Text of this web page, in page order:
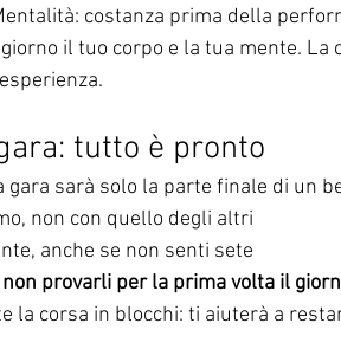
costanza prima della
il tuo corpo e la tua mente.
tutto è pronto
gara sarà solo la parte finale di un
non con quello degli altri
anche se non senti sete
non provarli per la prima volta il
la corsa in blocchi: ti aiuterà a